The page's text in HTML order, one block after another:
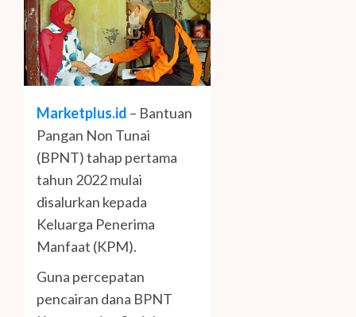
Marketplus.id – Bantuan
Pangan Non Tunai
(BPNT) tahap pertama
tahun 2022 mulai
disalurkan kepada
Keluarga Penerima
Manfaat (KPM).
Guna percepatan
pencairan dana BPNT